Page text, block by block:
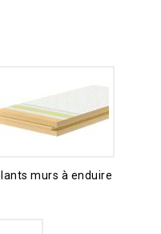
murs à enduire